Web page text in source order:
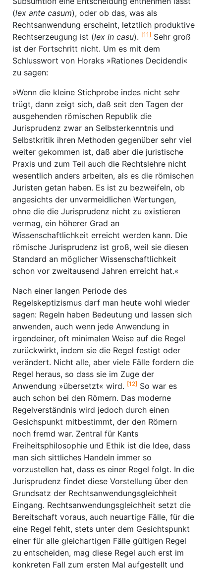
(lex ante casum), oder ob das, was als
Rechtsanwendung erscheint, letztlich produktive
Rechtserzeugung ist (lex in casu). [11] Sehr groß
ist der Fortschritt nicht. Um es mit dem
Schlusswort von Horaks »Rationes Decidendi«
zu sagen:
»Wenn die kleine Stichprobe indes nicht sehr
trügt, dann zeigt sich, daß seit den Tagen der
ausgehenden römischen Republik die
Jurisprudenz zwar an Selbsterkenntnis und
Selbstkritik ihren Methoden gegenüber sehr viel
weiter gekommen ist, daß aber die juristische
Praxis und zum Teil auch die Rechtslehre nicht
wesentlich anders arbeiten, als es die römischen
Juristen getan haben. Es ist zu bezweifeln, ob
angesichts der unvermeidlichen Wertungen,
ohne die die Jurisprudenz nicht zu existieren
vermag, ein höherer Grad an
Wissenschaftlichkeit erreicht werden kann. Die
römische Jurisprudenz ist groß, weil sie diesen
Standard an möglicher Wissenschaftlichkeit
schon vor zweitausend Jahren erreicht hat.«
Nach einer langen Periode des
Regelskeptizismus darf man heute wohl wieder
sagen: Regeln haben Bedeutung und lassen sich
anwenden, auch wenn jede Anwendung in
irgendeiner, oft minimalen Weise auf die Regel
zurückwirkt, indem sie die Regel festigt oder
verändert. Nicht alle, aber viele Fälle fordern die
Regel heraus, so dass sie im Zuge der
Anwendung »übersetzt« wird. [12] So war es
auch schon bei den Römern. Das moderne
Regelverständnis wird jedoch durch einen
Gesichspunkt mitbestimmt, der den Römern
noch fremd war. Zentral für Kants
Freiheitsphilosophie und Ethik ist die Idee, dass
man sich sittliches Handeln immer so
vorzustellen hat, dass es einer Regel folgt. In die
Jurisprudenz findet diese Vorstellung über den
Grundsatz der Rechtsanwendungsgleichheit
Eingang. Rechtsanwendungsgleichheit setzt die
Bereitschaft voraus, auch neuartige Fälle, für die
eine Regel fehlt, stets unter dem Gesichtspunkt
einer für alle gleichartigen Fälle gültigen Regel
zu entscheiden, mag diese Regel auch erst im
konkreten Fall zum ersten Mal aufgestellt und